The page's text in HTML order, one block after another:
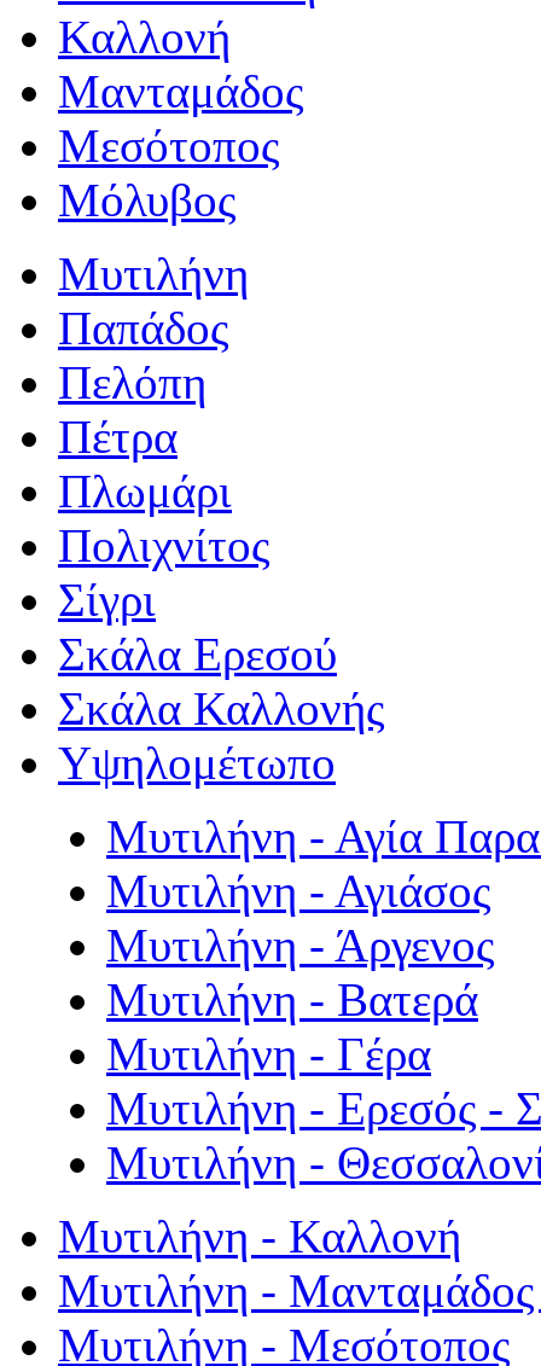
Καλλονή
Μανταμάδος
Μεσότοπος
Μόλυβος
Μυτιλήνη
Παπάδος
Πελόπη
Πέτρα
Πλωμάρι
Πολιχνίτος
Σίγρι
Σκάλα Ερεσού
Σκάλα Καλλονής
Υψηλομέτωπο
Μυτιλήνη - Αγία
Μυτιλήνη - Αγιάσος
Μυτιλήνη - Άργενος
Μυτιλήνη - Βατερά
Μυτιλήνη - Γέρα
Μυτιλήνη - Ερεσός -
Μυτιλήνη -
Μυτιλήνη - Καλλονή
Μυτιλήνη - Μανταμάδος
Μυτιλήνη - Μεσότοπος